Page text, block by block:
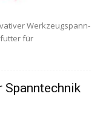
Werk­zeug­spann­
für